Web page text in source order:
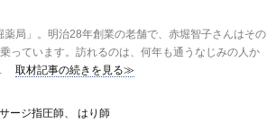
局」。明治28年創業の老舗で、赤堀智子さんはその
っています。訪れるのは、何年も通うなじみの人か
取材記事の続きを見る≫
ージ指圧師、 はり師